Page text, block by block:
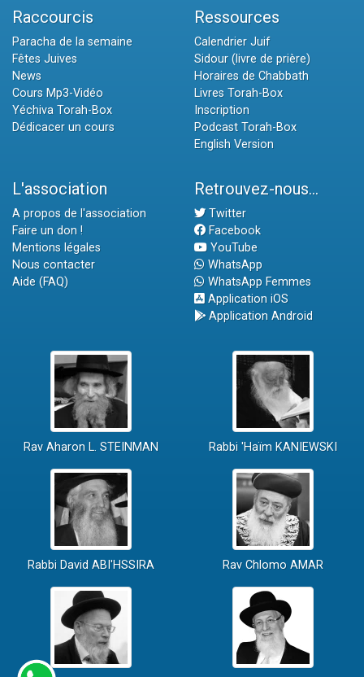
Raccourcis
Paracha de la semaine
Fêtes Juives
News
Cours Mp3-Vidéo
Yéchiva Torah-Box
Dédicacer un cours
Ressources
Calendrier Juif
Sidour (livre de prière)
Horaires de Chabbath
Livres Torah-Box
Inscription
Podcast Torah-Box
English Version
L'association
A propos de l'association
Faire un don !
Mentions légales
Nous contacter
Aide (FAQ)
Retrouvez-nous...
Twitter
Facebook
YouTube
WhatsApp
WhatsApp Femmes
Application iOS
Application Android
Rav Aharon L. STEINMAN Rabbi 'Haïm KANIEWSKI
Rabbi David ABI'HSSIRA Rav Chlomo AMAR